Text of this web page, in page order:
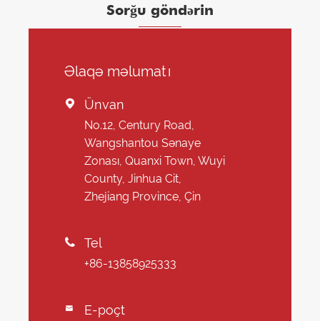
Sorğu göndərin
Əlaqə məlumatı
 Ünvan
No.12, Century Road,
Wangshantou Sənaye
Zonası, Quanxi Town, Wuyi
County, Jinhua Cit,
Zhejiang Province, Çin
 Tel
+86-13858925333
 E-poçt